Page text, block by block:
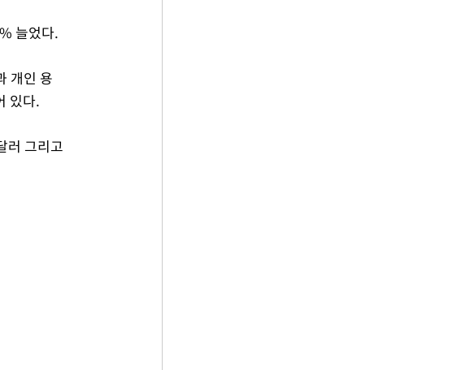
늘었다.
개인 용
있다.
러 그리고